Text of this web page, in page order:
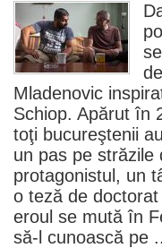
Mladenovic
Schiop. Apărut în
toţi bucureştenii
un pas pe străzile
protagonistul, un
o teză de
eroul se mută în
să-l cunoască pe